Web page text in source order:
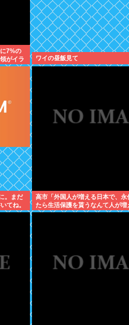
7%の
がイラ
ワイの昼飯見て
。まだ
てね。
高市「外国人が増える日本で、永
たら生活保護を貰うなんて人が増
本人以上の水準の人のみ許可しま